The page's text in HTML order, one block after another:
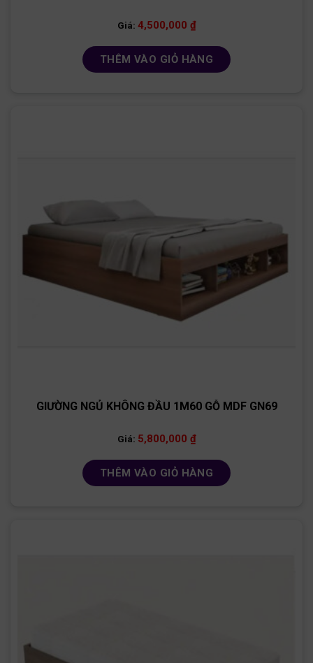
Giá: 4,500,000 ₫
THÊM VÀO GIỎ HÀNG
GIƯỜNG NGỦ KHÔNG ĐẦU 1M60 GỖ MDF GN69
Giá: 5,800,000 ₫
THÊM VÀO GIỎ HÀNG